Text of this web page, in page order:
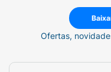
Ofertas,